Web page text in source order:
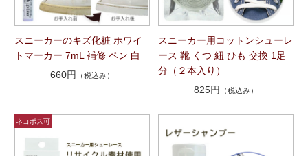
スニーカーのキズ化粧 ホワイ
トマーカー 7mL 補修 ペン 白
660円
（税込み）
スニーカー用コットンシューレ
ース 靴 くつ 紐 ひも 交換 1足
分（２本入り）
825円
（税込み）